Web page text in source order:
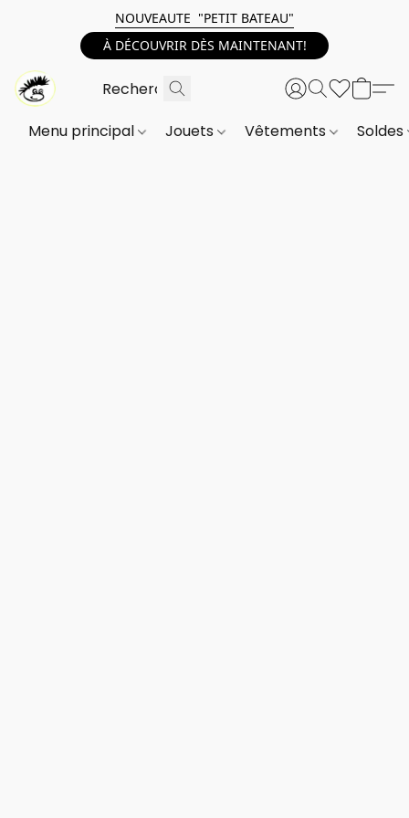
NOUVEAUTE "PETIT BATEAU"
À DÉCOUVRIR DÈS MAINTENANT!
Menu principal Jouets Vêtements Soldes